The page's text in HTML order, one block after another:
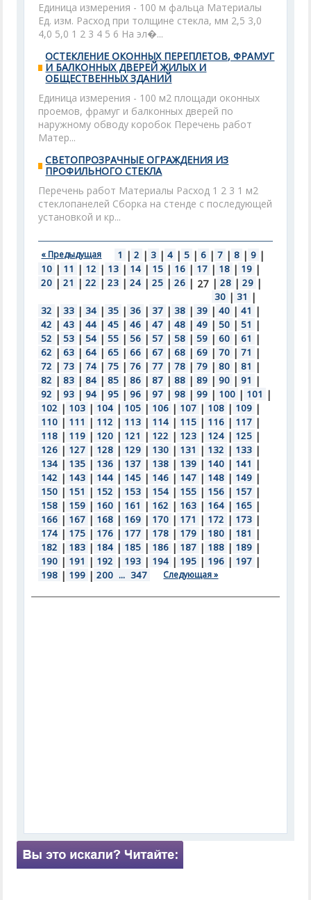
Единица измерения - 100 м фальца Материалы
Ед. изм. Расход при толщине стекла, мм 2,5 3,0
4,0 5,0 1 2 3 4 5 6 На эл�...
ОСТЕКЛЕНИЕ ОКОННЫХ ПЕРЕПЛЕТОВ, ФРАМУГ
И БАЛКОННЫХ ДВЕРЕЙ ЖИЛЫХ И
ОБЩЕСТВЕННЫХ ЗДАНИЙ
Единица измерения - 100 м2 площади оконных
проемов, фрамуг и балконных дверей по
наружному обводу коробок Перечень работ
Матер...
СВЕТОПРОЗРАЧНЫЕ ОГРАЖДЕНИЯ ИЗ
ПРОФИЛЬНОГО СТЕКЛА
Перечень работ Материалы Расход 1 2 3 1 м2
стеклопанелей Сборка на стенде с последующей
установкой и кр...
« Предыдущая 1 | 2 | 3 | 4 | 5 | 6 | 7 | 8 | 9 |
10 | 11 | 12 | 13 | 14 | 15 | 16 | 17 | 18 | 19 |
20 | 21 | 22 | 23 | 24 | 25 | 26 | 27 | 28 | 29 |
30 | 31 |
32 | 33 | 34 | 35 | 36 | 37 | 38 | 39 | 40 | 41 |
42 | 43 | 44 | 45 | 46 | 47 | 48 | 49 | 50 | 51 |
52 | 53 | 54 | 55 | 56 | 57 | 58 | 59 | 60 | 61 |
62 | 63 | 64 | 65 | 66 | 67 | 68 | 69 | 70 | 71 |
72 | 73 | 74 | 75 | 76 | 77 | 78 | 79 | 80 | 81 |
82 | 83 | 84 | 85 | 86 | 87 | 88 | 89 | 90 | 91 |
92 | 93 | 94 | 95 | 96 | 97 | 98 | 99 | 100 | 101 |
102 | 103 | 104 | 105 | 106 | 107 | 108 | 109 |
110 | 111 | 112 | 113 | 114 | 115 | 116 | 117 |
118 | 119 | 120 | 121 | 122 | 123 | 124 | 125 |
126 | 127 | 128 | 129 | 130 | 131 | 132 | 133 |
134 | 135 | 136 | 137 | 138 | 139 | 140 | 141 |
142 | 143 | 144 | 145 | 146 | 147 | 148 | 149 |
150 | 151 | 152 | 153 | 154 | 155 | 156 | 157 |
158 | 159 | 160 | 161 | 162 | 163 | 164 | 165 |
166 | 167 | 168 | 169 | 170 | 171 | 172 | 173 |
174 | 175 | 176 | 177 | 178 | 179 | 180 | 181 |
182 | 183 | 184 | 185 | 186 | 187 | 188 | 189 |
190 | 191 | 192 | 193 | 194 | 195 | 196 | 197 |
198 | 199 | 200 ... 347 Следующая »